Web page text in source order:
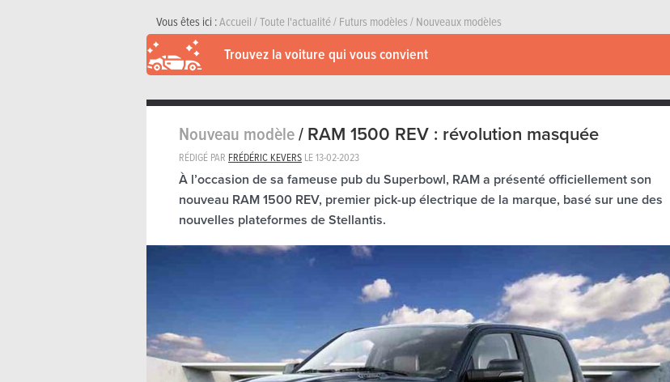
Vous êtes ici :Accueil/Toute l'actualité/Futurs modèles/Nouveaux modèles
Trouvez la voiture qui vous convient
Nouveau modèle/RAM 1500 REV : révolution masquée
RÉDIGÉ PAR FRÉDÉRIC KEVERS LE13-02-2023
À l’occasion de sa fameuse pub du Superbowl, RAM a présenté officiellement son
nouveau RAM 1500 REV, premier pick-up électrique de la marque, basé sur une des
nouvelles plateformes de Stellantis.